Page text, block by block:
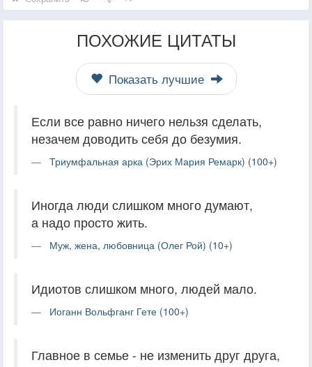
ПОХОЖИЕ ЦИТАТЫ
Показать лучшие
Если все равно ничего нельзя сделать,
незачем доводить себя до безумия.
Триумфальная арка (Эрих Мария Ремарк) (100+)
Иногда люди слишком много думают,
а надо просто жить.
Муж, жена, любовница (Олег Рой) (10+)
Идиотов слишком много, людей мало.
Иоганн Вольфганг Гете (100+)
Главное в семье - не изменить друг друга,